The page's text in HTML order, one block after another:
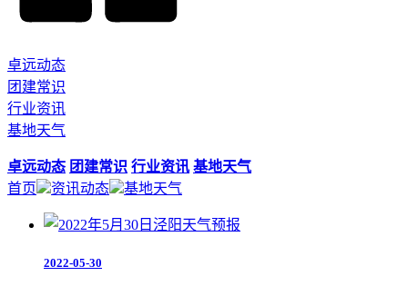
卓远动态
团建常识
行业资讯
基地天气
卓远动态 团建常识 行业资讯 基地天气
首页
资讯动态 基地天气
2022-05-30